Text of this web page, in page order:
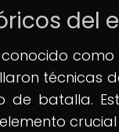
del
conocido
técnicas
de batalla.